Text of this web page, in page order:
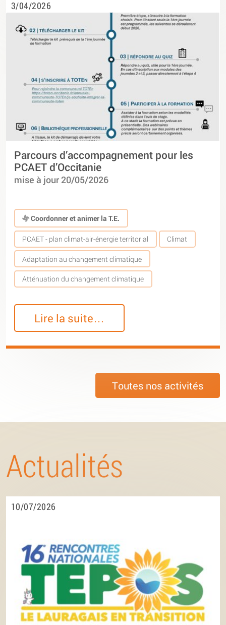
3/04/2026
Parcours d’accompagnement pour les
PCAET d’Occitanie
mise à jour 20/05/2026
Coordonner et animer la T.E.
PCAET - plan climat-air-énergie territorial Climat
Adaptation au changement climatique
Atténuation du changement climatique
Lire la suite…
Toutes nos activités
Actualités
10/07/2026